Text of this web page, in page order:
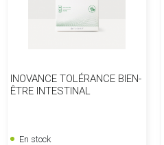
INOVANCE TOLÉRANCE BIEN-
ÊTRE INTESTINAL
En stock